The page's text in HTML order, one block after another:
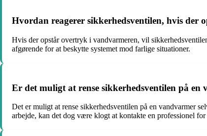
Hvordan reagerer sikkerhedsventilen, hvis der
Hvis der opstår overtryk i vandvarmeren, vil
afgørende for at beskytte systemet mod farlige situationer.
Er det muligt at rense sikkerhedsventilen på en
Det er muligt at rense sikkerhedsventilen på en vandvarmer
arbejde, kan det dog være klogt at kontakte en professionel for